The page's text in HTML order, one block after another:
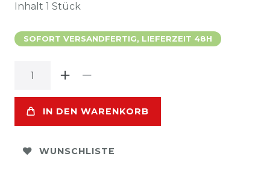
Inhalt 1 Stück
SOFORT VERSANDFERTIG, LIEFERZEIT 48H
IN DEN WARENKORB
WUNSCHLISTE